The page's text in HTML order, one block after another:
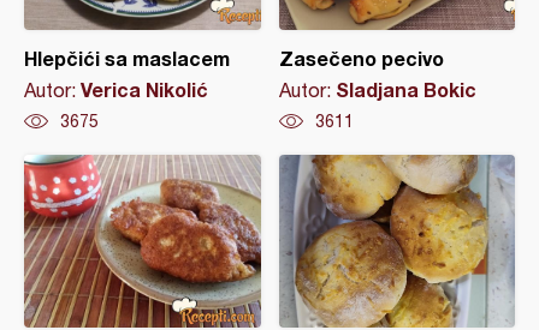
Hlepčići sa maslacem
Autor: Verica Nikolić
3675
Zasečeno pecivo
Autor: Sladjana Bokic
3611